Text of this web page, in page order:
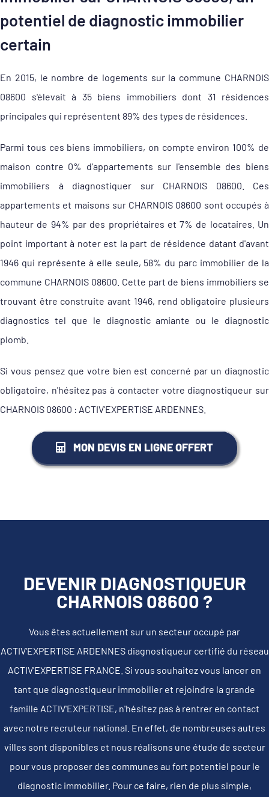
potentiel de diagnostic immobilier
certain
En 2015, le nombre de logements sur la commune CHARNOIS
08600 s'élevait à 35 biens immobiliers dont 31 résidences
principales qui représentent 89% des types de résidences.
Parmi tous ces biens immobiliers, on compte environ 100% de
maison contre 0% d'appartements sur l'ensemble des biens
immobiliers à diagnostiquer sur CHARNOIS 08600. Ces
appartements et maisons sur CHARNOIS 08600 sont occupés à
hauteur de 94% par des propriétaires et 7% de locataires. Un
point important à noter est la part de résidence datant d'avant
1946 qui représente à elle seule, 58% du parc immobilier de la
commune CHARNOIS 08600. Cette part de biens immobiliers se
trouvant être construite avant 1946, rend obligatoire plusieurs
diagnostics tel que le diagnostic amiante ou le diagnostic
plomb.
Si vous pensez que votre bien est concerné par un diagnostic
obligatoire, n'hésitez pas à contacter votre diagnostiqueur sur
CHARNOIS 08600 : ACTIV'EXPERTISE ARDENNES.
MON DEVIS EN LIGNE OFFERT
DEVENIR DIAGNOSTIQUEUR
CHARNOIS 08600 ?
Vous êtes actuellement sur un secteur occupé par
ACTIV'EXPERTISE ARDENNES diagnostiqueur certifié du réseau
ACTIV'EXPERTISE FRANCE. Si vous souhaitez vous lancer en
tant que diagnostiqueur immobilier et rejoindre la grande
famille ACTIV'EXPERTISE, n'hésitez pas à rentrer en contact
avec notre recruteur national. En effet, de nombreuses autres
villes sont disponibles et nous réalisons une étude de secteur
pour vous proposer des communes au fort potentiel pour le
diagnostic immobilier. Pour ce faire, rien de plus simple,